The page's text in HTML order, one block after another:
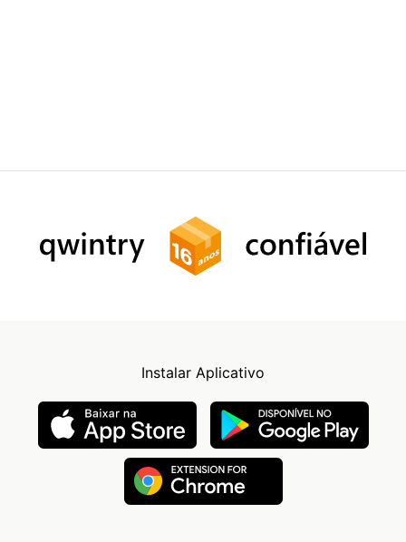
Instalar Aplicativo